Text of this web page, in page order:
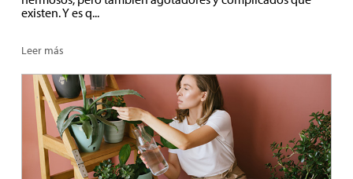
existen. Y es q...
Leer más